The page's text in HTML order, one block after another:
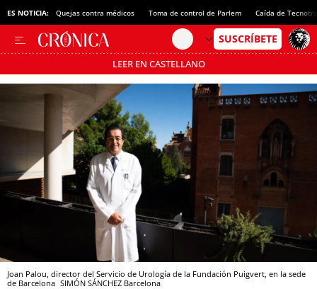
ES NOTICIA: Quejas contra médicos Toma de control de Parlem Caída de
LEER EN CASTELLANO
Pásate al MODO AHORRO
Joan Palou, director del Servicio de Urología de la Fundación Puigvert, en la sede
de Barcelona SIMÓN SÁNCHEZ Barcelona